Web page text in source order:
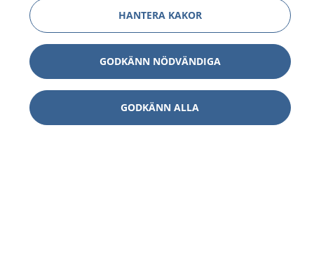
HANTERA KAKOR
GODKÄNN NÖDVÄNDIGA
GODKÄNN ALLA